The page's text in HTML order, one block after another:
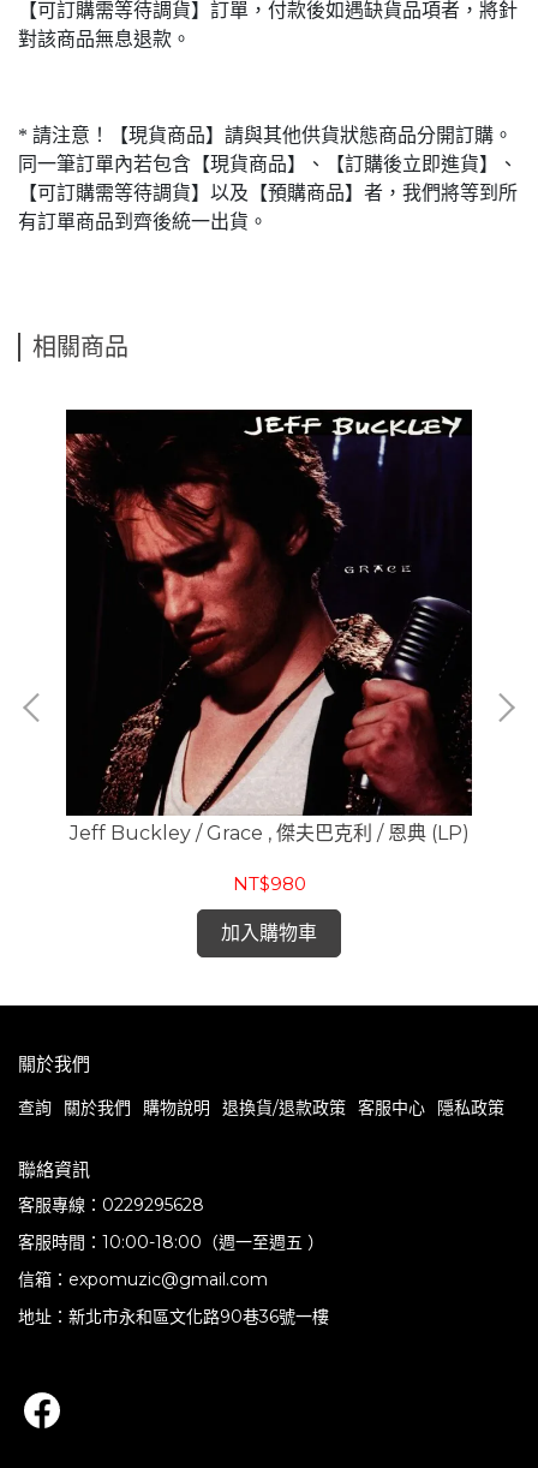
【可訂購需等待調貨】訂單，付款後如遇缺貨品項者，將針
對該商品無息退款。
* 請注意！【現貨商品】請與其他供貨狀態商品分開訂購。
同一筆訂單內若包含【現貨商品】、【訂購後立即進貨】、
【可訂購需等待調貨】以及【預購商品】者，我們將等到所
有訂單商品到齊後統一出貨。
相關商品
Jeff Buckley / Grace , 傑夫巴克利 / 恩典 (LP)
NT$980
加入購物車
關於我們
查詢 關於我們 購物說明 退換貨/退款政策 客服中心 隱私政策
聯絡資訊
客服專線：0229295628
客服時間：10:00-18:00（週一至週五 ）
信箱：expomuzic@gmail.com
地址：新北市永和區文化路90巷36號一樓